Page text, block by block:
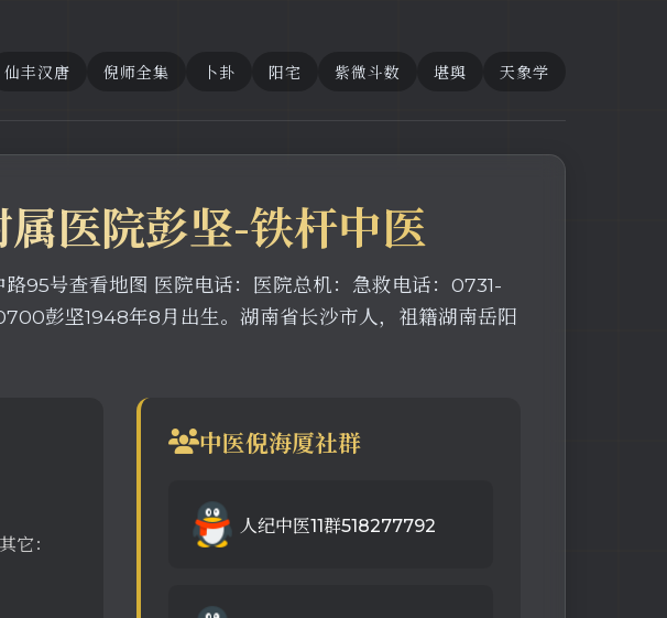
仙丰汉唐 倪师全集 卜卦 阳宅 紫微斗数 堪舆 天象学
医院彭坚-铁杆中医
95号查看地图 医院电话：医院总机：急救电话：0731-
彭坚1948年8月出生。湖南省长沙市人，祖籍湖南岳阳
它：
中医倪海厦社群
人纪中医11群518277792